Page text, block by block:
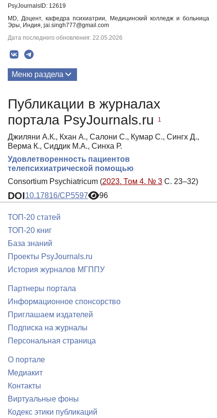
PsyJournalsID: 12619
MD, Доцент, кафедра психиатрии, Медицинский колледж и больница
Эры, Индия, jai.singh777@gmail.com
Дата последнего обновления: 22.05.2026
Меню раздела
Публикации в журналах
портала PsyJournals.ru
1
Джиляни А.К., Кхан А., Салони С., Кумар С., Сингх Д.,
Верма К., Сиддик М.А., Синха Р.
Удовлетворенность пациентов
телепсихиатрической помощью
Consortium Psychiatricum (2023. Том 4. № 3 С. 23–32)
DOI10.17816/CP5597 96
ТОП-20 статей
ТОП-20 книг
База знаний
Проекты PsyJournals.ru
История журналов МГППУ
Партнеры портала
Информационное спонсорство
Приглашаем издателей
Подписка на журналы
Персональная страница
О портале
Медиакит
Контакты
Виртуальные фоны
Кодекс этики публикаций